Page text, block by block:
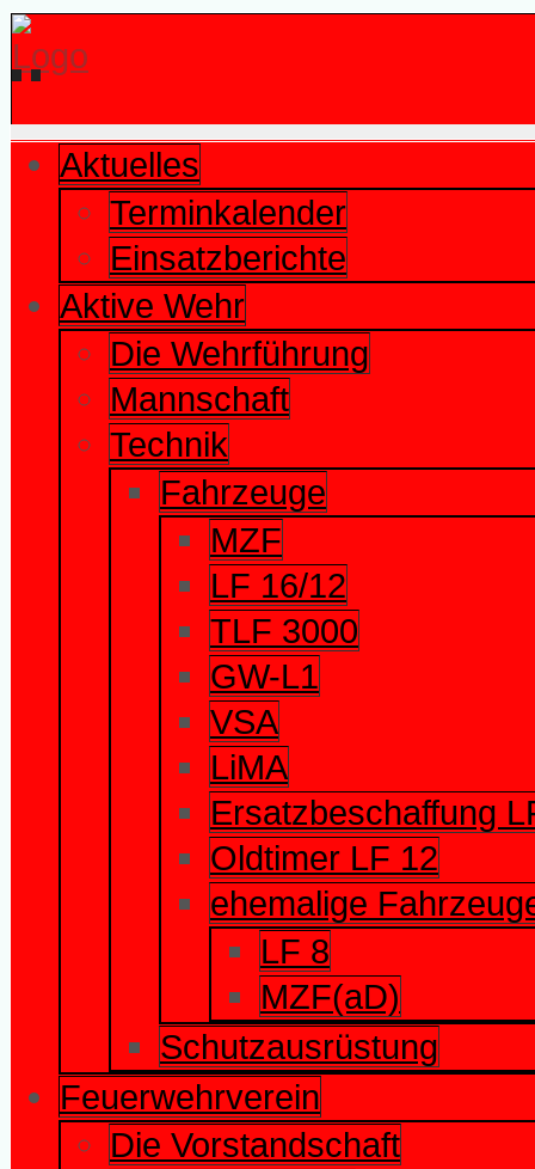
Aktuelles
Terminkalender
Einsatzberichte
Aktive Wehr
Die Wehrführung
Mannschaft
Technik
Fahrzeuge
MZF
LF 16/12
TLF 3000
GW-L1
VSA
LiMA
Ersatzbeschaffung
Oldtimer LF 12
ehemalige
LF 8
MZF(aD)
Schutzausrüstung
Feuerwehrverein
Die Vorstandschaft